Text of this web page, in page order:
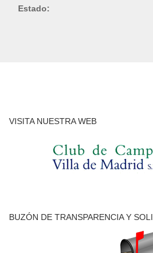
Estado:
VISITA NUESTRA WEB
BUZÓN DE TRANSPARENCIA Y